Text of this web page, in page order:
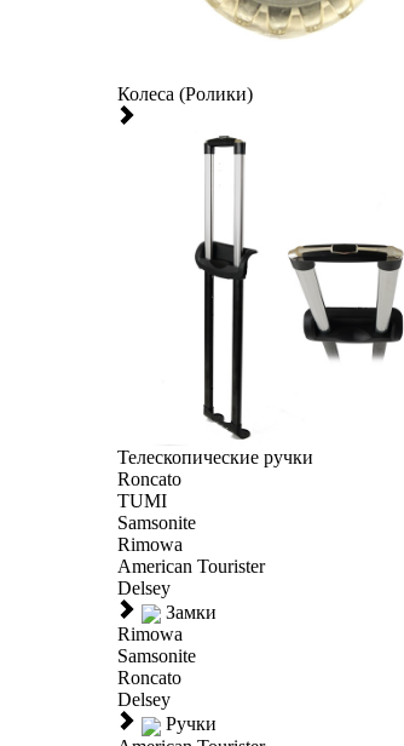
Колеса (Ролики)
Телескопические ручки
Roncato
TUMI
Samsonite
Rimowa
American Tourister
Delsey
Замки
Rimowa
Samsonite
Roncato
Delsey
Ручки